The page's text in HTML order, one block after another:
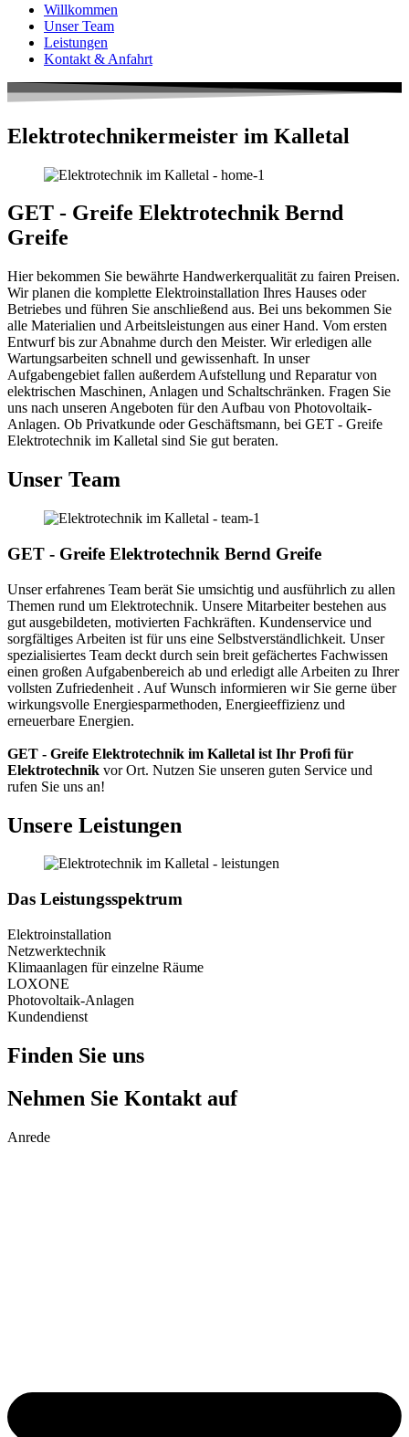
Willkommen
Unser Team
Leistungen
Kontakt & Anfahrt
Elektro­techniker­meister im Kalletal
GET - Greife Elektrotechnik Bernd
Greife
Hier bekommen Sie bewährte Handwerkerqualität zu fairen Preisen.
Wir planen die komplette Elektroinstallation Ihres Hauses oder
Betriebes und führen Sie anschließend aus. Bei uns bekommen Sie
alle Materialien und Arbeitsleistungen aus einer Hand. Vom ersten
Entwurf bis zur Abnahme durch den Meister. Wir erledigen alle
Wartungsarbeiten schnell und gewissenhaft. In unser
Aufgabengebiet fallen außerdem Aufstellung und Reparatur von
elektrischen Maschinen, Anlagen und Schaltschränken. Fragen Sie
uns nach unseren Angeboten für den Aufbau von Photovoltaik-
Anlagen. Ob Privatkunde oder Geschäftsmann, bei GET - Greife
Elektrotechnik im Kalletal sind Sie gut beraten.
Unser Team
GET - Greife Elektrotechnik Bernd Greife
Unser erfahrenes Team berät Sie umsichtig und ausführlich zu allen
Themen rund um Elektrotechnik. Unsere Mitarbeiter bestehen aus
gut ausgebildeten, motivierten Fachkräften. Kundenservice und
sorgfältiges Arbeiten ist für uns eine Selbstverständlichkeit. Unser
spezialisiertes Team deckt durch sein breit gefächertes Fachwissen
einen großen Aufgabenbereich ab und erledigt alle Arbeiten zu Ihrer
vollsten Zufriedenheit . Auf Wunsch informieren wir Sie gerne über
wirkungsvolle Energiesparmethoden, Energieeffizienz und
erneuerbare Energien.
GET - Greife Elektrotechnik im Kalletal ist Ihr Profi für
Elektrotechnik vor Ort. Nutzen Sie unseren guten Service und
rufen Sie uns an!
Unsere Leistungen
Das Leistungsspektrum
Elektroinstallation
Netzwerktechnik
Klimaanlagen für einzelne Räume
LOXONE
Photovoltaik-Anlagen
Kundendienst
Finden Sie uns
Nehmen Sie Kontakt auf
Anrede